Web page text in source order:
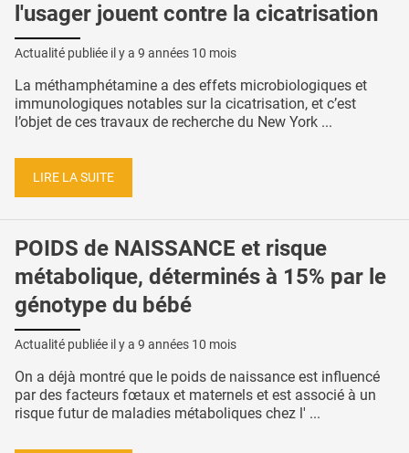
l'usager jouent contre la cicatrisation
Actualité publiée il y a 9 années 10 mois
La méthamphétamine a des effets microbiologiques et
immunologiques notables sur la cicatrisation, et c’est
l’objet de ces travaux de recherche du New York ...
LIRE LA SUITE
POIDS de NAISSANCE et risque
métabolique, déterminés à 15% par le
génotype du bébé
Actualité publiée il y a 9 années 10 mois
On a déjà montré que le poids de naissance est influencé
par des facteurs fœtaux et maternels et est associé à un
risque futur de maladies métaboliques chez l' ...